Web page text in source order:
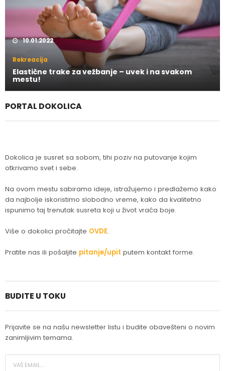
10.01.2022
Rekreacija
Elastične trake za vežbanje – uvek i na svakom
mestu!
PORTAL DOKOLICA
Dokolica je susret sa sobom, tihi poziv na putovanje kojim
otkrivamo svet i sebe.
Na ovom mestu sabiramo ideje, istražujemo i predlažemo kako
da najbolje iskoristimo slobodno vreme, kako da kvalitetno
ispunimo taj trenutak susreta koji u život vraća boje.
Više o dokolici pročitajte OVDE.
Pratite nas ili pošaljite pitanje/upit putem kontakt forme.
BUDITE U TOKU
Prijavite se na našu newsletter listu i budite obavešteni o novim
zanimljivim temama.